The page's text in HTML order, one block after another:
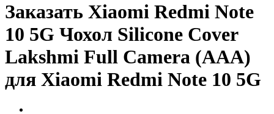
Заказать Xiaomi Redmi Note
10 5G Чохол Silicone Cover
Lakshmi Full Camera (AAA)
для Xiaomi Redmi Note 10 5G